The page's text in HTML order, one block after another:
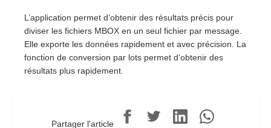
L’application permet d’obtenir des résultats précis pour
diviser les fichiers MBOX en un seul fichier par message.
Elle exporte les données rapidement et avec précision. La
fonction de conversion par lots permet d’obtenir des
résultats plus rapidement.
Partager l'article